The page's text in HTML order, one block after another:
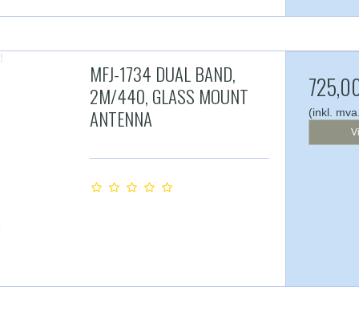
MFJ-1734 DUAL BAND,
2M/440, GLASS MOUNT
ANTENNA
(inkl.